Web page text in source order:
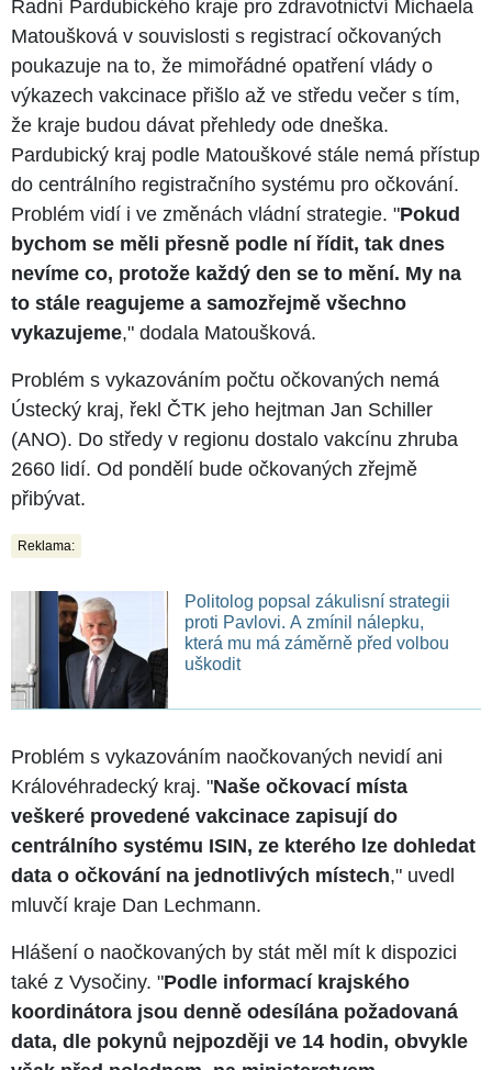
Radní Pardubického kraje pro zdravotnictví Michaela
Matoušková v souvislosti s registrací očkovaných
poukazuje na to, že mimořádné opatření vlády o
výkazech vakcinace přišlo až ve středu večer s tím,
že kraje budou dávat přehledy ode dneška.
Pardubický kraj podle Matouškové stále nemá přístup
do centrálního registračního systému pro očkování.
Problém vidí i ve změnách vládní strategie. "Pokud
bychom se měli přesně podle ní řídit, tak dnes
nevíme co, protože každý den se to mění. My na
to stále reagujeme a samozřejmě všechno
vykazujeme," dodala Matoušková.
Problém s vykazováním počtu očkovaných nemá
Ústecký kraj, řekl ČTK jeho hejtman Jan Schiller
(ANO). Do středy v regionu dostalo vakcínu zhruba
2660 lidí. Od pondělí bude očkovaných zřejmě
přibývat.
Reklama:
Politolog popsal zákulisní strategii
proti Pavlovi. A zmínil nálepku,
která mu má záměrně před volbou
uškodit
Problém s vykazováním naočkovaných nevidí ani
Královéhradecký kraj. "Naše očkovací místa
veškeré provedené vakcinace zapisují do
centrálního systému ISIN, ze kterého lze dohledat
data o očkování na jednotlivých místech," uvedl
mluvčí kraje Dan Lechmann.
Hlášení o naočkovaných by stát měl mít k dispozici
také z Vysočiny. "Podle informací krajského
koordinátora jsou denně odesílána požadovaná
data, dle pokynů nejpozději ve 14 hodin, obvykle